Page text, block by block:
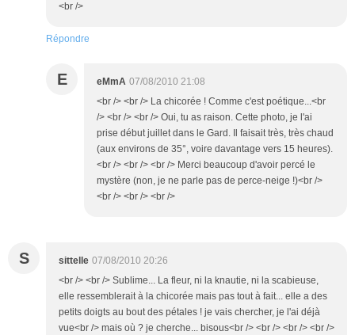
<br />
Répondre
E eMmA 07/08/2010 21:08
<br /> <br /> La chicorée ! Comme c'est poétique...<br
/> <br /> <br /> Oui, tu as raison. Cette photo, je l'ai
prise début juillet dans le Gard. Il faisait très, très chaud
(aux environs de 35°, voire davantage vers 15 heures).
<br /> <br /> <br /> Merci beaucoup d'avoir percé le
mystère (non, je ne parle pas de perce-neige !)<br />
<br /> <br /> <br />
S sittelle 07/08/2010 20:26
<br /> <br /> Sublime... La fleur, ni la knautie, ni la scabieuse,
elle ressemblerait à la chicorée mais pas tout à fait... elle a des
petits doigts au bout des pétales ! je vais chercher, je l'ai déjà
vue<br /> mais où ? je cherche... bisous<br /> <br /> <br /> <br />